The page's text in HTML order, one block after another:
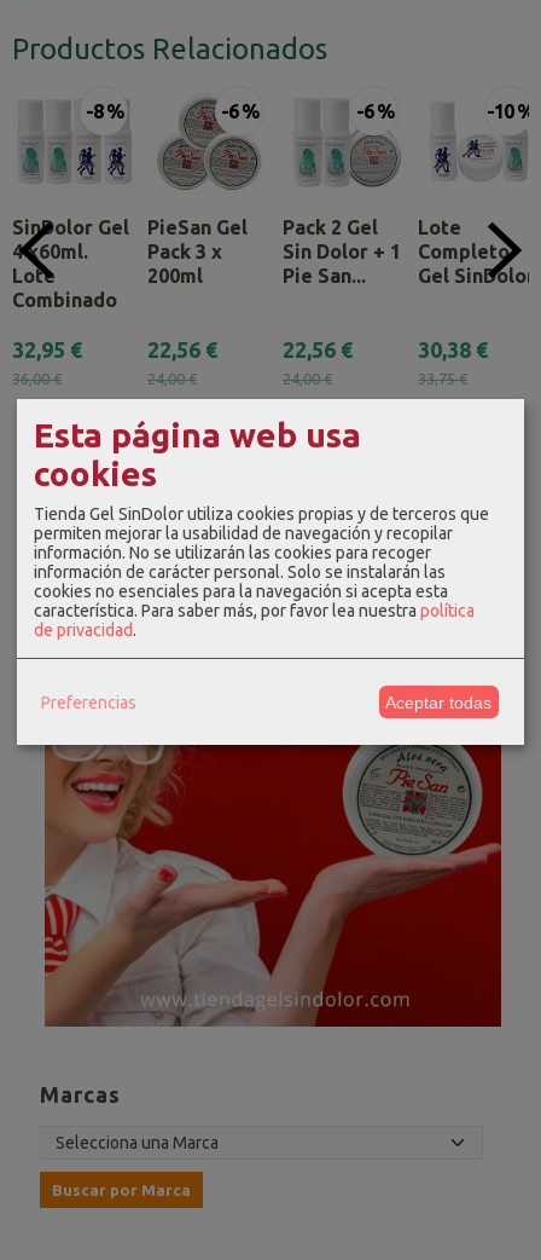
Marcas
Productos Relacionados
-8 %
SinDolor Gel
4 x60ml.
Lote
Combinado
32,95 €
36,00 €
-6 %
PieSan Gel
Pack 3 x
200ml
22,56 €
24,00 €
-6 %
Pack 2 Gel
Sin Dolor + 1
Pie San...
22,56 €
24,00 €
-10 %
Lote
Completo
Gel SinDolor
30,38 €
33,75 €
Esta página web usa
cookies
Tienda Gel SinDolor utiliza cookies propias y de terceros que
permiten mejorar la usabilidad de navegación y recopilar
información. No se utilizarán las cookies para recoger
información de carácter personal. Solo se instalarán las
cookies no esenciales para la navegación si acepta esta
característica. Para saber más, por favor lea nuestra política
de privacidad.
Preferencias Aceptar todas